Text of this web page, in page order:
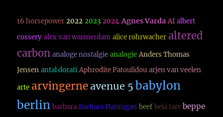
16 horsepower 2022 2023 2024 Agnes Varda AI albert
cossery alex van warmerdam alice rohrwacher altered
carbon analoge nostalgie analogie Anders Thomas
Jensen antal dorati Aphrodite Patoulidou arjen van veelen
arte arvingerne avenue 5 babylon
berlin barbara Barbara Hannigan beef bela tarr beppe